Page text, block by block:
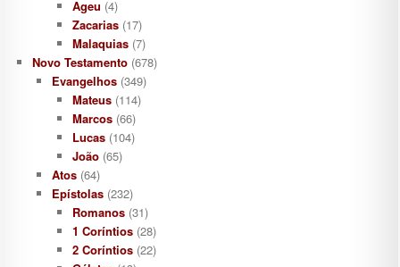
Ageu (4)
Zacarias(17)
Malaquias(7)
Novo Testamento(678)
Evangelhos (349)
Mateus(114)
Marcos(66)
Lucas(104)
João(65)
Atos (64)
Epístolas (232)
Romanos(31)
1 Coríntios(28)
2 Coríntios(22)